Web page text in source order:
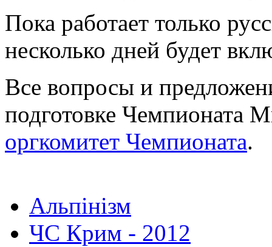
Пока работает только
несколько дней будет
Все вопросы и
подготовке Чемпионата
оргкомитет Чемпионата.
Альпінізм
ЧС Крим - 2012